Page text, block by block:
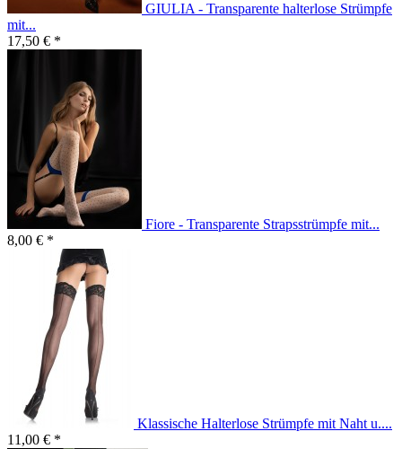
GIULIA - Transparente halterlose Strümpfe
mit...
17,50 € *
Fiore - Transparente Strapsstrümpfe mit...
8,00 € *
Klassische Halterlose Strümpfe mit Naht u....
11,00 € *